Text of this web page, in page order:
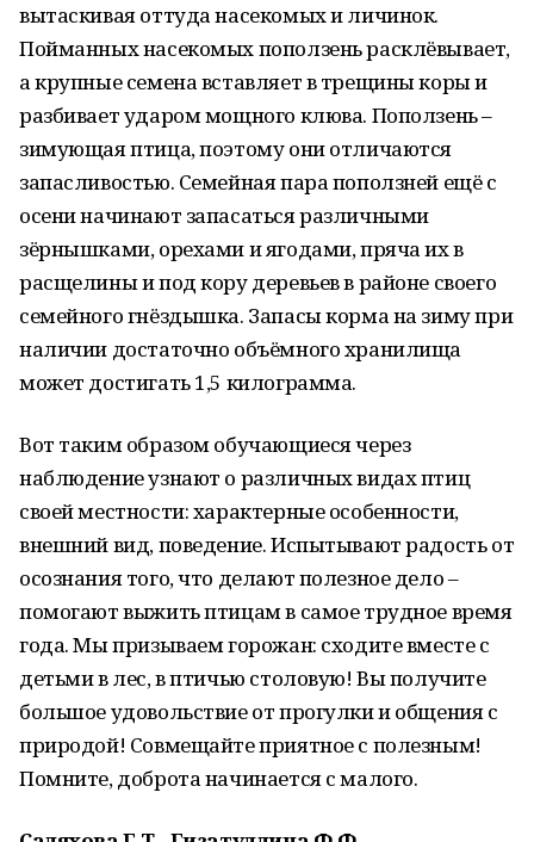
вытаскивая оттуда насекомых и личинок.
Пойманных насекомых поползень расклёвывает,
а крупные семена вставляет в трещины коры и
разбивает ударом мощного клюва. Поползень –
зимующая птица, поэтому они отличаются
запасливостью. Семейная пара поползней ещё с
осени начинают запасаться различными
зёрнышками, орехами и ягодами, пряча их в
расщелины и под кору деревьев в районе своего
семейного гнёздышка. Запасы корма на зиму при
наличии достаточно объёмного хранилища
может достигать 1,5 килограмма.
Вот таким образом обучающиеся через
наблюдение узнают о различных видах птиц
своей местности: характерные особенности,
внешний вид, поведение. Испытывают радость от
осознания того, что делают полезное дело –
помогают выжить птицам в самое трудное время
года. Мы призываем горожан: сходите вместе с
детьми в лес, в птичью столовую! Вы получите
большое удовольствие от прогулки и общения с
природой! Совмещайте приятное с полезным!
Помните, доброта начинается с малого.